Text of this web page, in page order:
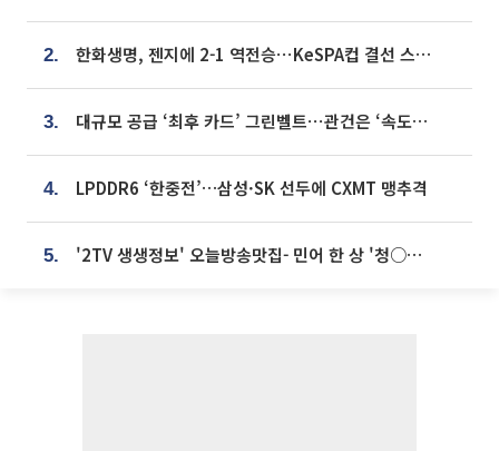
2. 한화생명, 젠지에 2-1 역전승⋯KeSPA컵 결선 스테이지 2 직행
3. 대규모 공급 ‘최후 카드’ 그린벨트⋯관건은 ‘속도’ [주택공급 승부수의 조건]
4. LPDDR6 ‘한중전’…삼성·SK 선두에 CXMT 맹추격
5. '2TV 생생정보' 오늘방송맛집- 민어 한 상 '청○○○' vs 전복 한 상 '명○'